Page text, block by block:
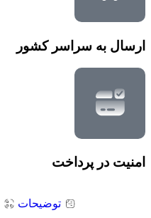
ارسال به سراسر کشور
امنیت در پرداخت
توضیحات